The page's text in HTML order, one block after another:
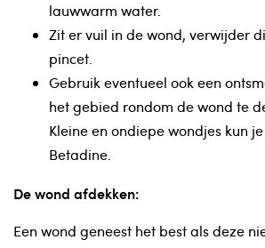
lauwwarm water.
Zit er vuil in de wond, verwijder
pincet.
Gebruik eventueel ook een
het gebied rondom de wond te
Kleine en ondiepe wondjes kun
Betadine.
De wond afdekken:
Een wond geneest het best als deze